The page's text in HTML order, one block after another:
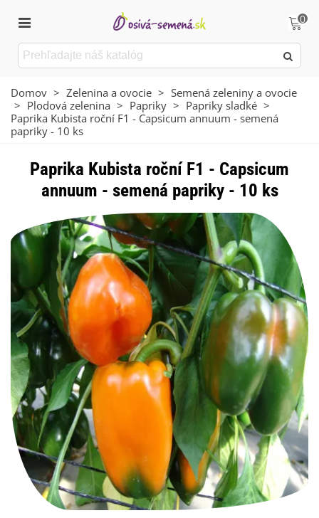
0
Domov > Zelenina a ovocie > Semená zeleniny a ovocie
> Plodová zelenina > Papriky > Papriky sladké >
Paprika Kubista roční F1 - Capsicum annuum - semená
papriky - 10 ks
Paprika Kubista roční F1 - Capsicum
annuum - semená papriky - 10 ks